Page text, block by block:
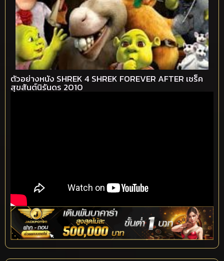
ตัวอย่างหนัง SHREK 4 SHREK FOREVER AFTER เชร็ค
สุขสันต์นิรันดร 2010